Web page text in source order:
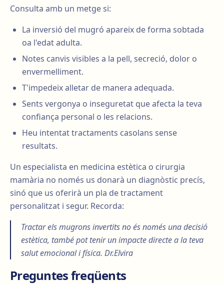
Consulta amb un metge si:
La inversió del mugró apareix de forma sobtada
oa l'edat adulta.
Notes canvis visibles a la pell, secreció, dolor o
envermelliment.
T'impedeix alletar de manera adequada.
Sents vergonya o inseguretat que afecta la teva
confiança personal o les relacions.
Heu intentat tractaments casolans sense
resultats.
Un especialista en medicina estètica o cirurgia
mamària no només us donarà un diagnòstic precís,
sinó que us oferirà un pla de tractament
personalitzat i segur. Recorda:
Tractar els mugrons invertits no és només una decisió
estètica, també pot tenir un impacte directe a la teva
salut emocional i física. Dr.Elvira
Preguntes freqüents